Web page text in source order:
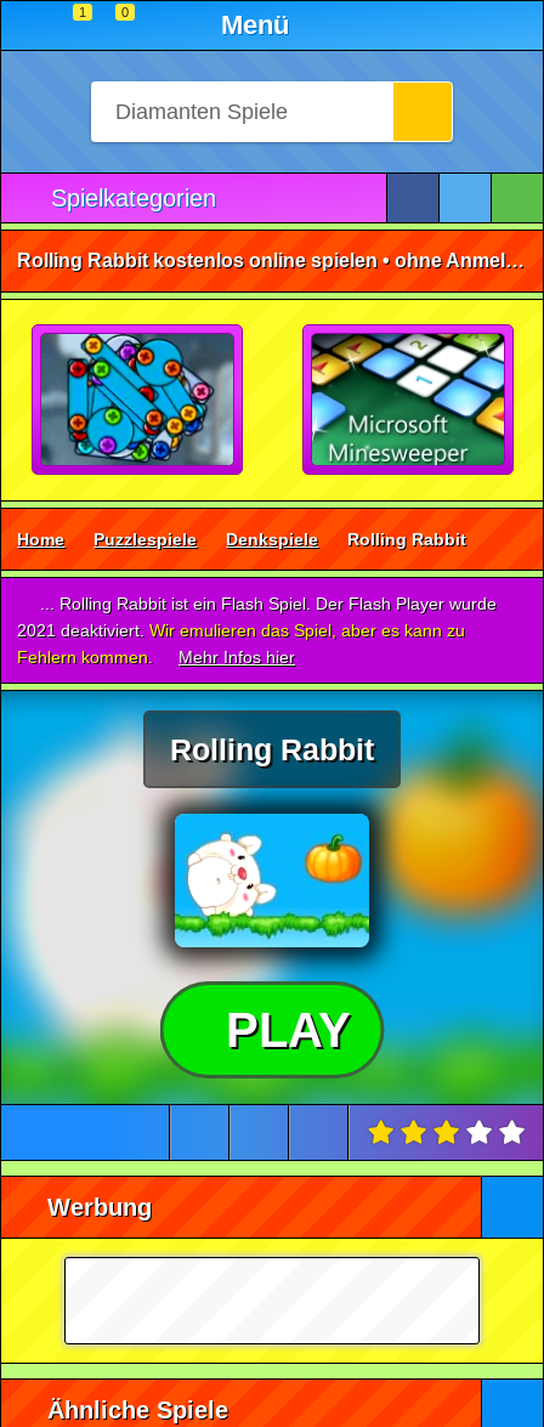
1 0 Menü
Spielkategorien
Rolling Rabbit kostenlos online spielen • ohne Anmeldung 🕹️
Home Puzzlespiele Denkspiele Rolling Rabbit
... Rolling Rabbit ist ein Flash Spiel. Der Flash Player wurde
2021 deaktiviert. Wir emulieren das Spiel, aber es kann zu
Fehlern kommen.
Mehr Infos hier
Rolling Rabbit
PLAY
Werbung
Ähnliche Spiele